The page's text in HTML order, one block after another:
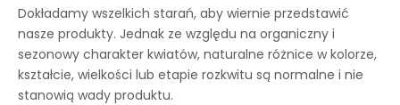
Dokładamy wszelkich starań, aby wiernie przedstawić
nasze produkty. Jednak ze względu na organiczny i
sezonowy charakter kwiatów, naturalne różnice w kolorze,
kształcie, wielkości lub etapie rozkwitu są normalne i nie
stanowią wady produktu.